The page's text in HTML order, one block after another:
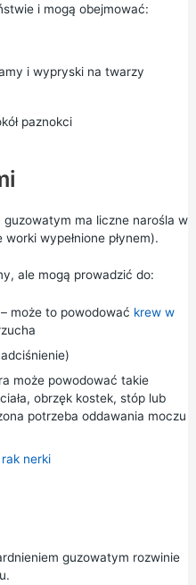
i mogą obejmować:
i wypryski na twarzy
paznokci
ma liczne narośla w
wypełnione płynem).
ale mogą prowadzić do:
może to powodować krew w
może powodować takie
obrzęk kostek, stóp lub
potrzeba oddawania moczu
rak nerki
guzowatym rozwinie